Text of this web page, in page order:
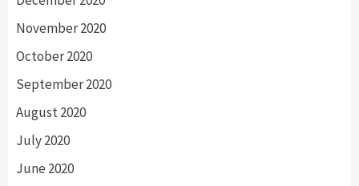
November 2020
October 2020
September 2020
August 2020
July 2020
June 2020